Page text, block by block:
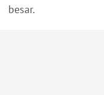
besar.